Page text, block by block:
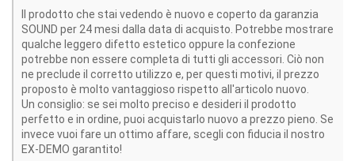
Il prodotto che stai vedendo è nuovo e coperto da garanzia
SOUND per 24 mesi dalla data di acquisto. Potrebbe mostrare
qualche leggero difetto estetico oppure la confezione
potrebbe non essere completa di tutti gli accessori. Ciò non
ne preclude il corretto utilizzo e, per questi motivi, il prezzo
proposto è molto vantaggioso rispetto all'articolo nuovo.
Un consiglio: se sei molto preciso e desideri il prodotto
perfetto e in ordine, puoi acquistarlo nuovo a prezzo pieno. Se
invece vuoi fare un ottimo affare, scegli con fiducia il nostro
EX-DEMO garantito!